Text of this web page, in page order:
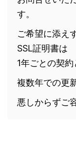
す。
ご希望に添え
SSL証明書は
1年ごとの契約
複数年での更
悪しからずご